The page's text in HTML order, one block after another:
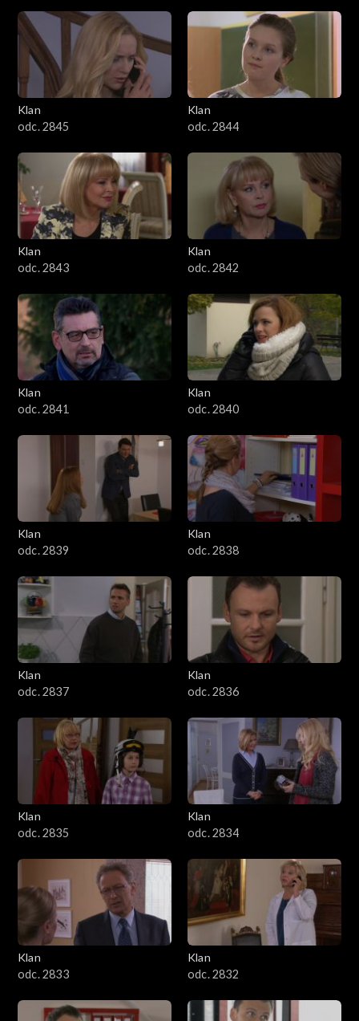
Klan
odc. 2845
Klan
odc. 2844
Klan
odc. 2843
Klan
odc. 2842
Klan
odc. 2841
Klan
odc. 2840
Klan
odc. 2839
Klan
odc. 2838
Klan
odc. 2837
Klan
odc. 2836
Klan
odc. 2835
Klan
odc. 2834
Klan
odc. 2833
Klan
odc. 2832